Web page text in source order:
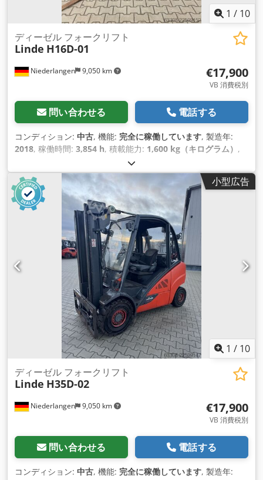
1 / 10
Niederlangen 9,050 km
ディーゼル フォークリフト
Linde H16D-01
€17,900
VB 消費税別
問い合わせる 電話する
コンディション: 中古, 機能: 完全に稼働しています, 製造年:
2018, 稼働時間: 3,854 h, 積載能力: 1,600 kg（キログラム） ,
, フリーリフト:1,569 mm
ーゼル, マスト型式:トリプレックス, 建設高:2,171 mm, フォ
ークキャリッジ幅:980 mm , フォーク長: 1,200 mm , 空車重量:
3,125 kg（キログラム） , 駆動方式:Diesel
小型広告
1 / 10
Niederlangen 9,050 km
ディーゼル フォークリフト
Linde H35D-02
€17,900
VB 消費税別
問い合わせる 電話する
コンディション: 中古, 機能: 完全に稼働しています, 製造年: